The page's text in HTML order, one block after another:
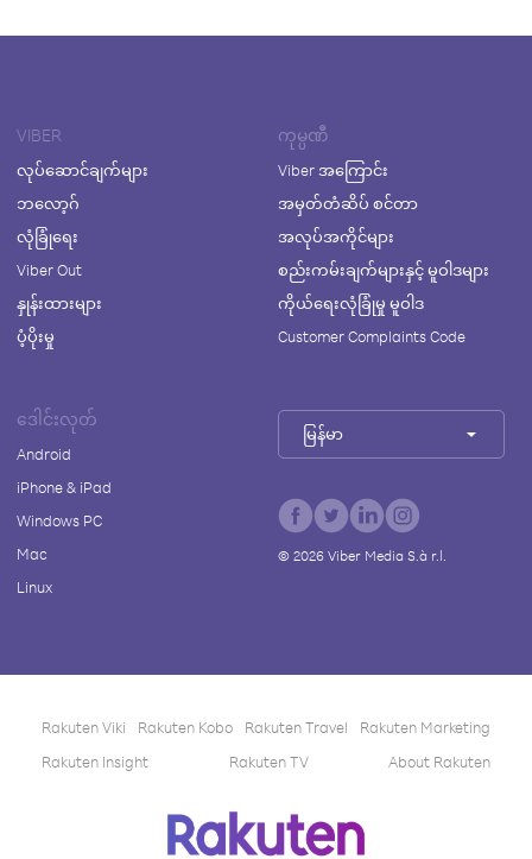
VIBER
လုပ်ဆောင်ချက်များ
ဘလော့ဂ်
လုံခြုံရေး
Viber Out
နှုန်းထားများ
ပံ့ပိုးမှု
ကုမ္ပဏီ
Viber အကြောင်း
အမှတ်တံဆိပ် စင်တာ
အလုပ်အကိုင်များ
စည်းကမ်းချက်များနှင့် မူဝါဒများ
ကိုယ်ရေးလုံခြုံမှု မူဝါဒ
Customer Complaints Code
ဒေါင်းလုတ်
Android
iPhone & iPad
Windows PC
Mac
Linux
မြန်မာ
© 2026Viber Media S.à r.l.
Rakuten Viki Rakuten Kobo Rakuten Travel
Rakuten Marketing
Rakuten Insight
Rakuten TV About Rakuten